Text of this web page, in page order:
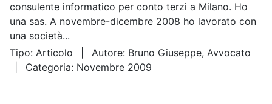
consulente informatico per conto terzi a Milano. Ho
una sas. A novembre-dicembre 2008 ho lavorato con
una società...
Tipo: Articolo Autore: Bruno Giuseppe, Avvocato
Categoria: Novembre 2009